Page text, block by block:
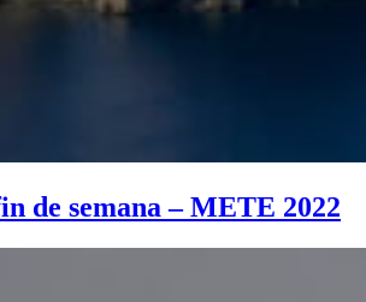
de semana – METE 2022